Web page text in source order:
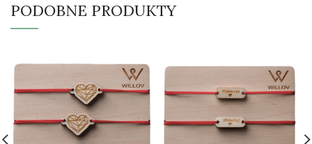
PODOBNE PRODUKTY